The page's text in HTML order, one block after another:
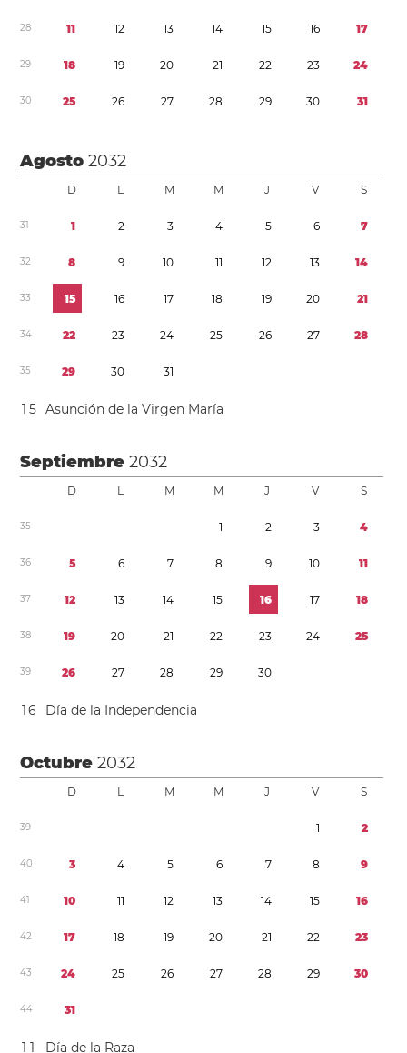
28 11 12 13 14 15 16 17
29 18 19 20 21 22 23 24
30 25 26 27 28 29 30 31
Agosto2032
D L M M J V S
31 1 2 3 4 5 6 7
32 8 9 10 11 12 13 14
33 15 16 17 18 19 20 21
34 22 23 24 25 26 27 28
35 29 30 31
1 5 Asunción de la Virgen María
Septiembre2032
D L M M J V S
35 1 2 3 4
36 5 6 7 8 9 10 11
37 12 13 14 15 16 17 18
38 19 20 21 22 23 24 25
39 26 27 28 29 30
16 Día de la Independencia
Octubre2032
D L M M J V S
39 1 2
40 3 4 5 6 7 8 9
41 10 11 12 13 14 15 16
42 17 18 19 20 21 22 23
43 24 25 26 27 28 29 30
44 31
1 1 Día de la Raza